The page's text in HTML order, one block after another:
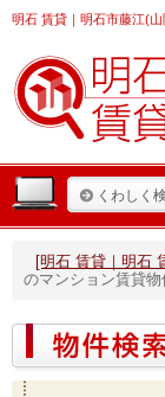
明石 賃貸 ｜明石市藤江(
くわしく
[明石 賃貸｜明石
のマンション賃貸